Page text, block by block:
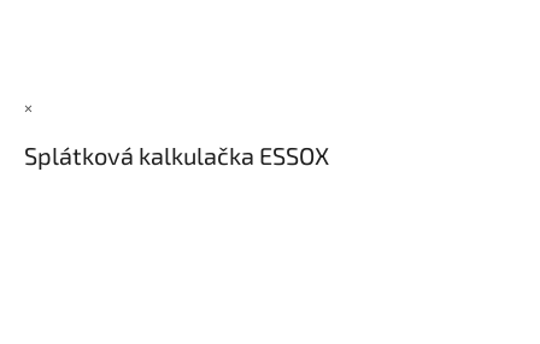
×
Splátková kalkulačka ESSOX